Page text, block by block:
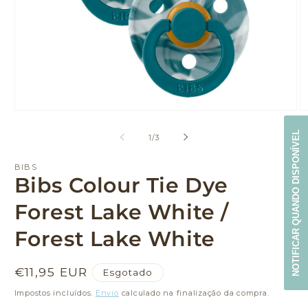
modal
1/de
3
BIBS
Bibs Colour Tie Dye
Forest Lake White /
Forest Lake White
Preço
normal
€11,95 EUR Esgotado
Impostos incluídos. Envio calculado na finalização da compra.
NOTIFICAR QUANDO DISPONÍVEL